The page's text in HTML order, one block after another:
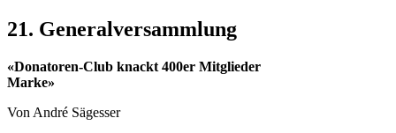
21. Generalversammlung
«Donatoren-Club knackt 400er Mitglieder
Marke»
Von André Sägesser